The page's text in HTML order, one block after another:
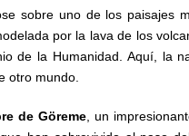
sobre uno de los paisajes
por la lava de los
de la Humanidad. Aquí, la
otro mundo.
de Göreme, un